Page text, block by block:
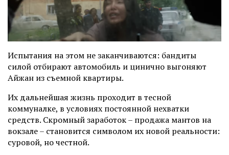
Испытания на этом не заканчиваются: бандиты
силой отбирают автомобиль и цинично выгоняют
Айжан из съемной квартиры.
Их дальнейшая жизнь проходит в тесной
коммуналке, в условиях постоянной нехватки
средств. Скромный заработок– продажа мантов на
вокзале– становится символом их новой реальности:
суровой, но честной.